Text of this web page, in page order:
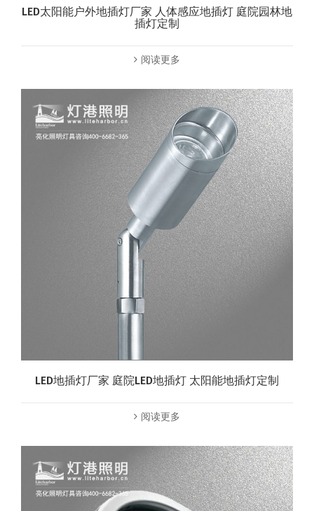
LED太阳能户外地插灯厂家 人体感应地插灯 庭院园林地
插灯定制
阅读更多
LED地插灯厂家 庭院LED地插灯 太阳能地插灯定制
阅读更多